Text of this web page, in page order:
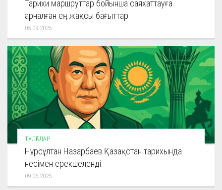
Тарихи маршруттар бойынша саяхаттауға
арналған ең жақсы бағыттар
05.09.2025
ТҰЛҒАЛАР
Нұрсұлтан Назарбаев Қазақстан тарихында
несімен ерекшеленді
09.06.2025